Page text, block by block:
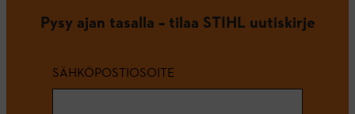
Pysy ajan tasalla – tilaa STIHL uutiskirje
SÄHKÖPOSTIOSOITE